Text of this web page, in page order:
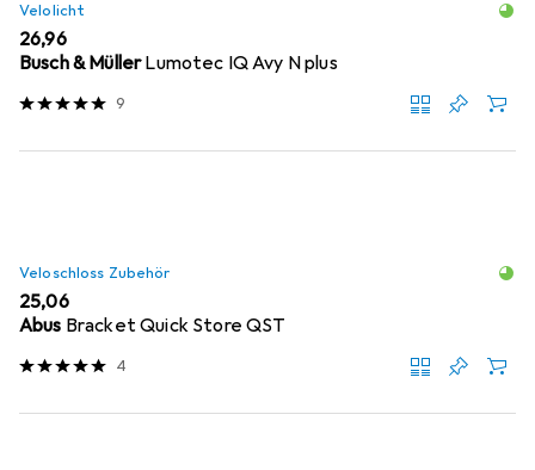
Velolicht
EUR
26,96
Busch & MüllerLumotec IQ Avy N plus
9
Veloschloss Zubehör
EUR
25,06
Abus Bracket Quick Store QST
4